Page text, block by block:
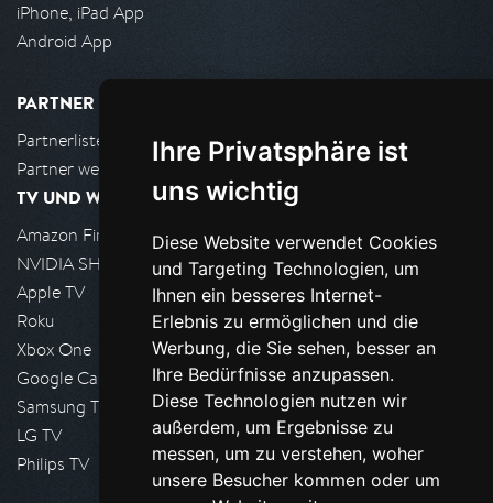
Ihre Privatsphäre ist
uns wichtig
Diese Website verwendet Cookies
und Targeting Technologien, um
Ihnen ein besseres Internet-
Erlebnis zu ermöglichen und die
Werbung, die Sie sehen, besser an
Ihre Bedürfnisse anzupassen.
Diese Technologien nutzen wir
außerdem, um Ergebnisse zu
messen, um zu verstehen, woher
unsere Besucher kommen oder um
iPhone, iPad App
Android App
PARTNER
Partnerliste
Partner werden
TV UND WOHNZIMMER
Amazon FireTV
NVIDIA SHIELD, Google TV
Apple TV
Roku
Xbox One
Google Cast
Samsung TV
LG TV
Philips TV